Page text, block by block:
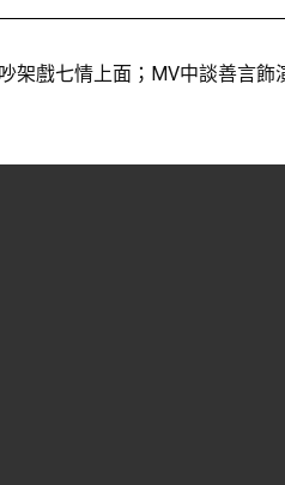
戲七情上面；MV中談善言